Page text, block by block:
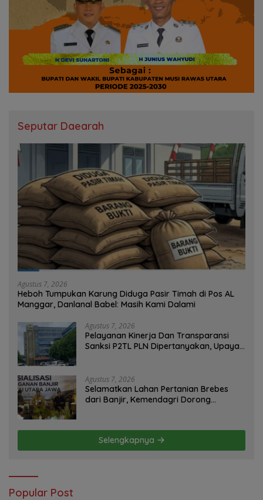
Seputar Daearah
Agustus 7, 2026
Heboh Tumpukan Karung Diduga Pasir Timah di Pos AL
Manggar, Danlanal Babel: Masih Kami Dalami
Agustus 7, 2026
Pelayanan Kinerja Dan Transparansi
Sanksi P2TL PLN Dipertanyakan, Upaya
Agustus 7, 2026
Selamatkan Lahan Pertanian Brebes
dari Banjir, Kemendagri Dorong
Selengkapnya
Popular Post